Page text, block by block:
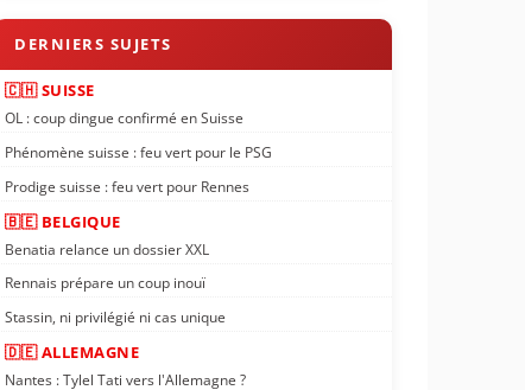
🇨🇭 SUISSE
OL : coup dingue confirmé en Suisse
Phénomène suisse : feu vert pour le PSG
Prodige suisse : feu vert pour Rennes
🇧🇪 BELGIQUE
Benatia relance un dossier XXL
Rennais prépare un coup inouï
Stassin, ni privilégié ni cas unique
🇩🇪 ALLEMAGNE
Nantes : Tylel Tati vers l'Allemagne ?